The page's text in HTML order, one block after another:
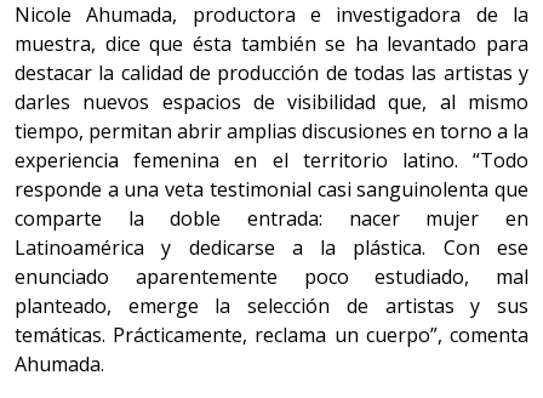
Nicole Ahumada, productora e investigadora de la
muestra, dice que ésta también se ha levantado para
destacar la calidad de producción de todas las artistas y
darles nuevos espacios de visibilidad que, al mismo
tiempo, permitan abrir amplias discusiones en torno a la
experiencia femenina en el territorio latino. “Todo
responde a una veta testimonial casi sanguinolenta que
comparte la doble entrada: nacer mujer en
Latinoamérica y dedicarse a la plástica. Con ese
enunciado aparentemente poco estudiado, mal
planteado, emerge la selección de artistas y sus
temáticas. Prácticamente, reclama un cuerpo”, comenta
Ahumada.